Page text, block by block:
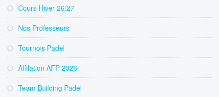
Cours Hiver 26/27
Nos Professeurs
Tournois Padel
Affilation AFP 2026
Team Building Padel